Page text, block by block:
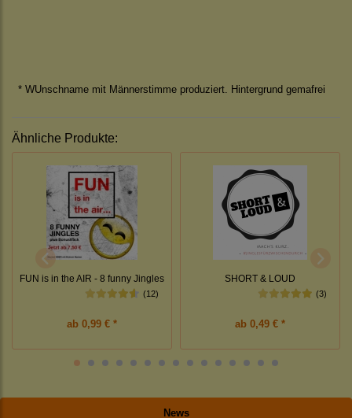
News
* WUnschname mit Männerstimme produziert. Hintergrund gemafrei
Ähnliche Produkte:
FUN is in the AIR - 8 funny Jingles
(12)
ab 0,99 € *
SHORT & LOUD
(3)
ab 0,49 € *